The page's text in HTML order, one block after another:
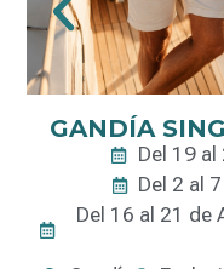
GANDÍA
Del 19
Del 2 al
Del 16 al 21 de